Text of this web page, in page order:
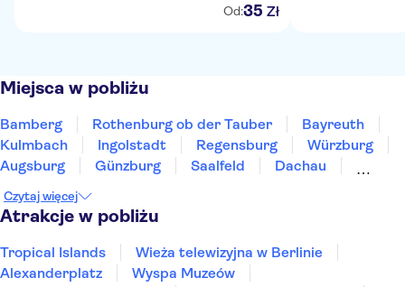
Od:35 Zł
Miejsca w pobliżu
Bamberg Rothenburg ob der Tauber
Bayreuth
Kulmbach
Ingolstadt Regensburg
Würzburg
Augsburg
Günzburg Saalfeld
Dachau
Czytaj więcej
Atrakcje w pobliżu
Tropical Islands
Wieża telewizyjna w Berlinie
Alexanderplatz
Wyspa Muzeów